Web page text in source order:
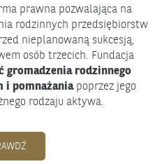
prawna pozwalająca na
rodzinnych przedsiębiorstw
nieplanowaną sukcesją,
osób trzecich. Fundacja
gromadzenia rodzinnego
i pomnażaniapoprzez jego
rodzaju aktywa.